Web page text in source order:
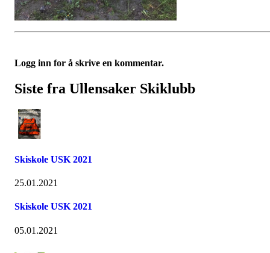
Logg inn for å skrive en kommentar.
Siste fra Ullensaker Skiklubb
Skiskole USK 2021
25.01.2021
Skiskole USK 2021
05.01.2021